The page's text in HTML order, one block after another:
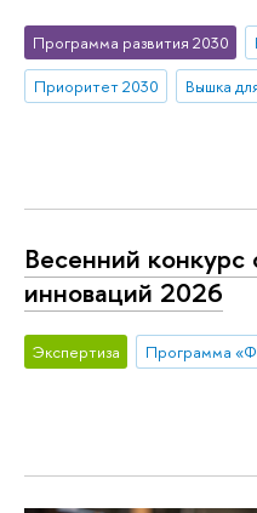
Программа развития 2030
Приоритет 2030
Вышка
Весенний конкурс
инноваций 2026
Экспертиза